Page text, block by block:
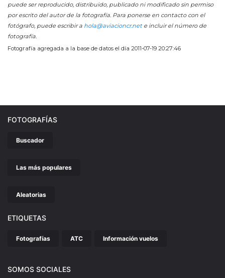
puede ser reproducido, distribuido, publicado ni modificado sin permiso
por escrito del autor de la fotografía. Para ponerse en contacto con el
fotógrafo, puede escribir a hola@aviacioncr.nete incluir el número de
fotografía.
Fotografía agregada a la base de datos el día 2011-07-19 20:27:46
FOTOGRAFÍAS
Buscador
Las más populares
Aleatorias
ETIQUETAS
Fotografías ATC Información vuelos
SOMOS SOCIALES